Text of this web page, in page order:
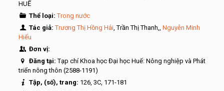
HUẾ
Thể loại:Trong nước
Tác giả:Trương Thị Hồng Hải, Trần Thị Thanh,, Nguyễn Minh
Hiếu
Đơn vị:
Đăng tại:Tạp chí Khoa học Đại học Huế: Nông nghiệp và Phát
triển nông thôn (2588-1191)
Tập, (số), trang: 126, 3C, 171-181